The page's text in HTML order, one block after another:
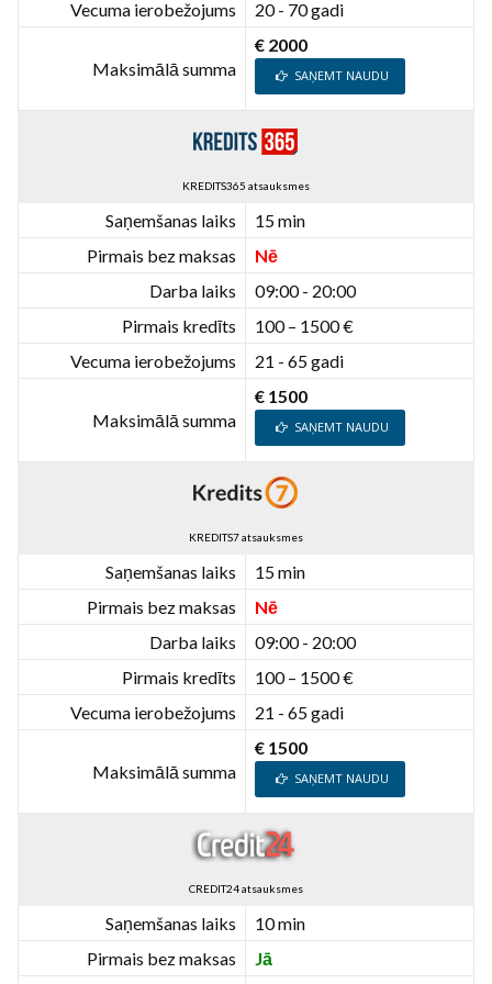
Vecuma ierobežojums 20 - 70 gadi
Maksimālā summa
€ 2000
SAŅEMT NAUDU
KREDITS365 atsauksmes
Saņemšanas laiks
15 min
Pirmais bez maksas
Nē
Darba laiks
09:00 - 20:00
Pirmais kredīts
100 – 1500 €
Vecuma ierobežojums
21 - 65 gadi
Maksimālā summa
€ 1500
SAŅEMT NAUDU
KREDITS7 atsauksmes
Saņemšanas laiks
15 min
Pirmais bez maksas
Nē
Darba laiks
09:00 - 20:00
Pirmais kredīts
100 – 1500 €
Vecuma ierobežojums
21 - 65 gadi
Maksimālā summa
€ 1500
SAŅEMT NAUDU
CREDIT24 atsauksmes
Saņemšanas laiks
10 min
Pirmais bez maksas
Jā